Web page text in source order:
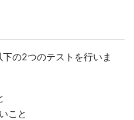
の2つのテストを行いま
こと